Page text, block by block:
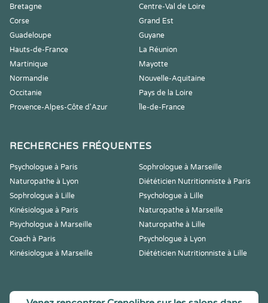
Bretagne
Centre-Val de Loire
Corse
Grand Est
Guadeloupe
Guyane
Hauts-de-France
La Réunion
Martinique
Mayotte
Normandie
Nouvelle-Aquitaine
Occitanie
Pays de la Loire
Provence-Alpes-Côte d'Azur
Île-de-France
RECHERCHES FRÉQUENTES
Psychologue à Paris
Sophrologue à Marseille
Naturopathe à Lyon
Diététicien Nutritionniste à Paris
Sophrologue à Lille
Psychologue à Lille
Kinésiologue à Paris
Naturopathe à Marseille
Psychologue à Marseille
Naturopathe à Lille
Coach à Paris
Psychologue à Lyon
Kinésiologue à Marseille
Diététicien Nutritionniste à Lille